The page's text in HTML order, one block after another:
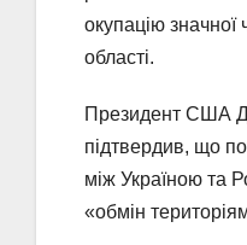
окупацію значної
області.
Президент США
підтвердив, що
між Україною та
«обмін